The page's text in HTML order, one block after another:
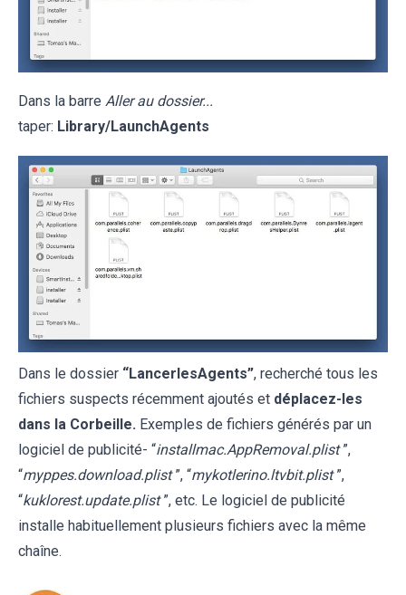
Dans la barre Aller au dossier...
taper: Library/LaunchAgents
Dans le dossier “LancerlesAgents”, recherché tous les
fichiers suspects récemment ajoutés et déplacez-les
dans la Corbeille. Exemples de fichiers générés par un
logiciel de publicité- “installmac.AppRemoval.plist ”,
“myppes.download.plist ”, “mykotlerino.ltvbit.plist ”,
“kuklorest.update.plist ”, etc. Le logiciel de publicité
installe habituellement plusieurs fichiers avec la même
chaîne.